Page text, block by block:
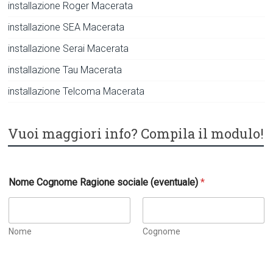
installazione Roger Macerata
installazione SEA Macerata
installazione Serai Macerata
installazione Tau Macerata
installazione Telcoma Macerata
Vuoi maggiori info? Compila il modulo!
Nome Cognome Ragione sociale (eventuale)*
Nome Cognome